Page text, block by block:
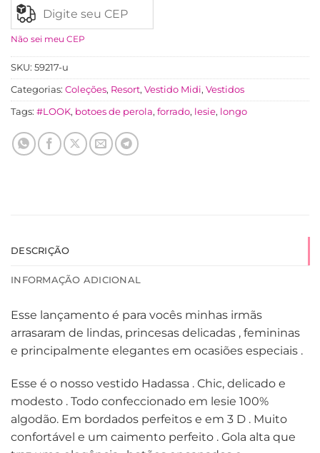
Não sei meu CEP
SKU: 59217-u
Categorias: Coleções, Resort, Vestido Midi, Vestidos
Tags: #LOOK, botoes de perola, forrado, lesie, longo
DESCRIÇÃO
INFORMAÇÃO ADICIONAL
Esse lançamento é para vocês minhas irmãs
arrasaram de lindas, princesas delicadas , femininas
e principalmente elegantes em ocasiões especiais .
Esse é o nosso vestido Hadassa . Chic, delicado e
modesto . Todo confeccionado em lesie 100%
algodão. Em bordados perfeitos e em 3 D . Muito
confortável e um caimento perfeito . Gola alta que